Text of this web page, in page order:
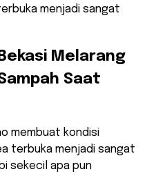
menjadi sangat
Melarang
Saat
membuat kondisi
terbuka menjadi sangat
sekecil apa pun